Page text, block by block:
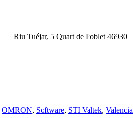
Riu Tuéjar, 5 Quart de Poblet 46930
OMRON, Software, STI Valtek, Valencia